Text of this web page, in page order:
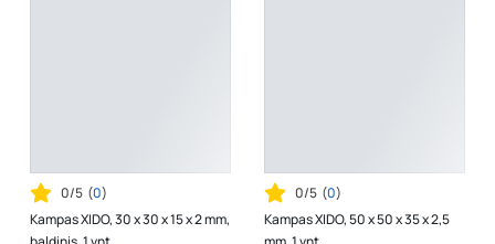
0/5 (0)
Kampas XIDO, 30 x 30 x 15 x 2 mm,
0/5 (0)
Kampas XIDO, 50 x 50 x 35 x 2,5